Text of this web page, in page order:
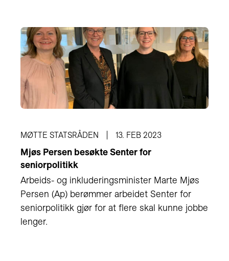
MØTTE STATSRÅDEN 13. FEB 2023
Mjøs Persen besøkte Senter for
seniorpolitikk
Arbeids- og inkluderingsminister Marte Mjøs
Persen (Ap) berømmer arbeidet Senter for
seniorpolitikk gjør for at flere skal kunne jobbe
lenger.